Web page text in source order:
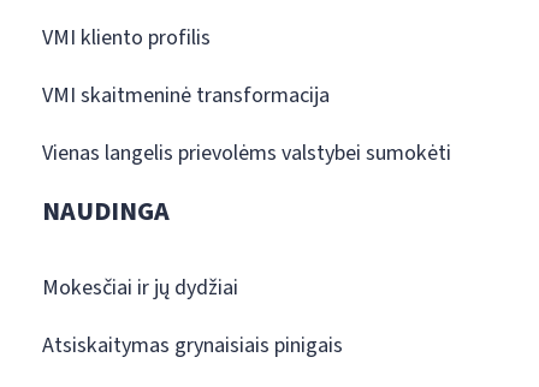
VMI kliento profilis
VMI skaitmeninė transformacija
Vienas langelis prievolėms valstybei sumokėti
NAUDINGA
Mokesčiai ir jų dydžiai
Atsiskaitymas grynaisiais pinigais